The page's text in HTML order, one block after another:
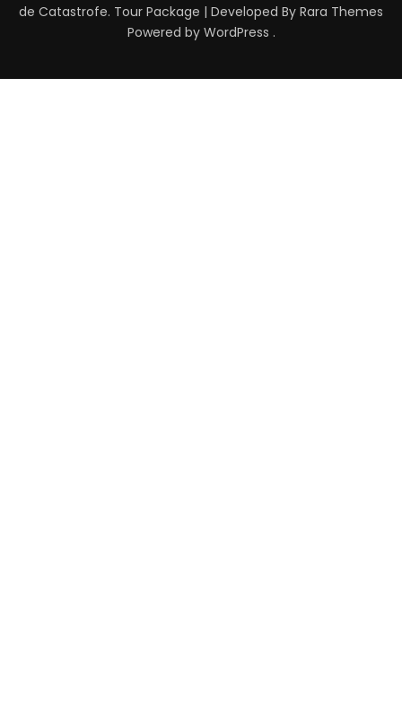
de Catastrofe. Tour Package | Developed By Rara Themes
Powered by WordPress .